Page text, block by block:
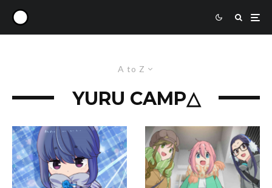
A to Z
YURU CAMP△